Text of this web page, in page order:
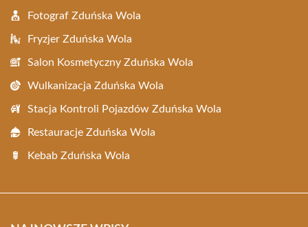
Fotograf Zduńska Wola
Fryzjer Zduńska Wola
Salon Kosmetyczny Zduńska Wola
Wulkanizacja Zduńska Wola
Stacja Kontroli Pojazdów Zduńska Wola
Restauracje Zduńska Wola
Kebab Zduńska Wola